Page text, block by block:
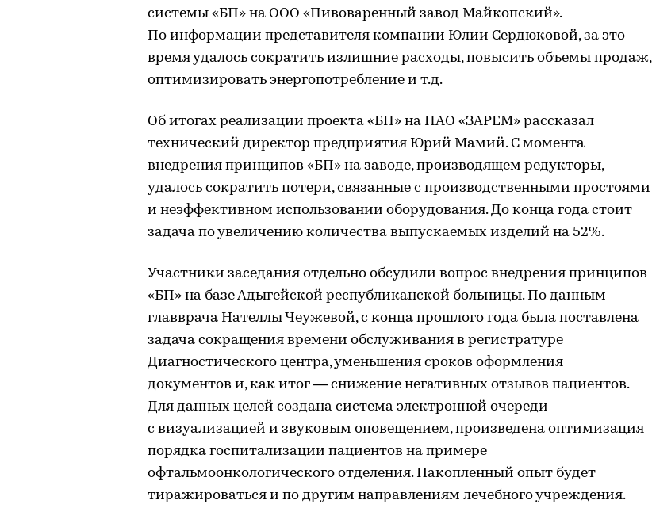
системы «БП» на ООО «Пивоваренный завод Майкопский».
По информации представителя компании Юлии Сердюковой, за это
время удалось сократить излишние расходы, повысить объемы продаж,
оптимизировать энергопотребление и т.д.
Об итогах реализации проекта «БП» на ПАО «ЗАРЕМ» рассказал
технический директор предприятия Юрий Мамий. С момента
внедрения принципов «БП» на заводе, производящем редукторы,
удалось сократить потери, связанные с производственными простоями
и неэффективном использовании оборудования. До конца года стоит
задача по увеличению количества выпускаемых изделий на 52%.
Участники заседания отдельно обсудили вопрос внедрения принципов
«БП» на базе Адыгейской республиканской больницы. По данным
главврача Нателлы Чеужевой, с конца прошлого года была поставлена
задача сокращения времени обслуживания в регистратуре
Диагностического центра, уменьшения сроков оформления
документов и, как итог — снижение негативных отзывов пациентов.
Для данных целей создана система электронной очереди
с визуализацией и звуковым оповещением, произведена оптимизация
порядка госпитализации пациентов на примере
офтальмоонкологического отделения. Накопленный опыт будет
тиражироваться и по другим направлениям лечебного учреждения.